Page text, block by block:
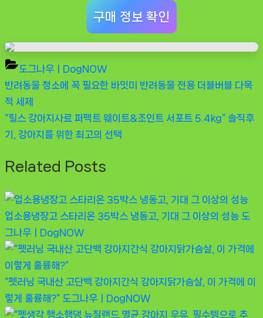
구매 정보 확인
도그나우ㅣDogNOW
글
탐
색
Previous
Post:
반려동물 청소에 꼭 필요한 바잇미 반려동물 전용 더블버블 다목
적 세제
Next
Post:
“힐스 강아지사료 퍼펙트 웨이트&조인트 서포트 5.4kg” 솔직후
기, 강아지를 위한 최고의 선택
Related Posts
업소용냉장고 스타리온 35박스 냉동고, 기대 그 이상의 성능 도
그나우ㅣDogNOW
“펫러닝 국내산 고단백 강아지간식 강아지닭가슴살, 이 가격에 이
렇게 훌륭해?” 도그나우ㅣDogNOW